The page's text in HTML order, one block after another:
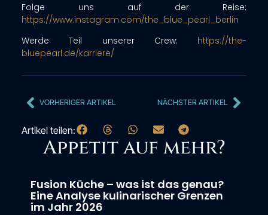
Folge uns auf der Reise:
https://www.instagram.com/the_blue_pearl_berlin
Werde Teil unserer Crew: https://the-
bluepearl.de/karriere/
VORHERIGER ARTIKEL NÄCHSTER ARTIKEL
Artikel teilen:
Appetit auf mehr?
Fusion Küche – was ist das genau?
Eine Analyse kulinarischer Grenzen
im Jahr 2026